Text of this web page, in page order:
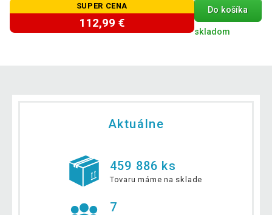
SUPER CENA
112,99 €
Do košíka
skladom
Aktuálne
459 886 ks
Tovaru máme na sklade
7